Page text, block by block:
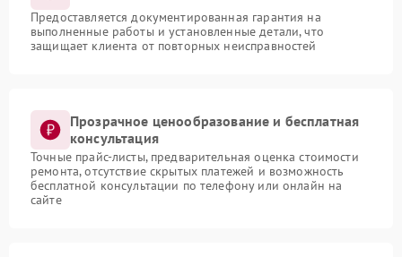
Предоставляется документированная гарантия на
выполненные работы и установленные детали, что
защищает клиента от повторных неисправностей
Прозрачное ценообразование и бесплатная
консультация
Точные прайс-листы, предварительная оценка стоимости
ремонта, отсутствие скрытых платежей и возможность
бесплатной консультации по телефону или онлайн на
сайте